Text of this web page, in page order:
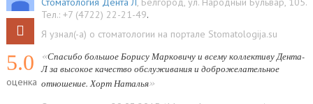
5.0
оценка
Тел.: +7 (4722) 22-21-49.
Я узнал(-а) о стоматологии на портале Stomatologija.su
«Спасибо большое Борису Марковичу и всему коллективу Дента-
Л за высокое качество обслуживания и доброжелательное
отношение. Хорт Наталья»